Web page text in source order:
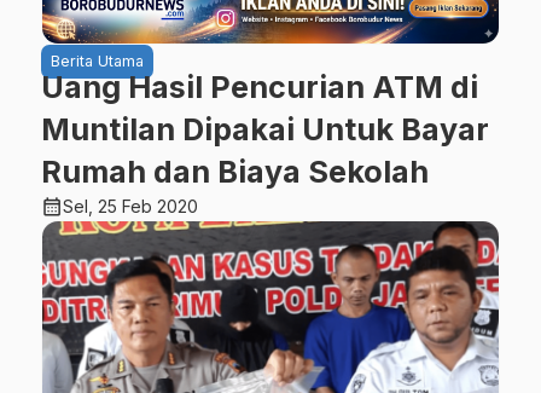
Berita Utama
Uang Hasil Pencurian ATM di
Muntilan Dipakai Untuk Bayar
Rumah dan Biaya Sekolah
calendar_monthSel, 25 Feb 2020